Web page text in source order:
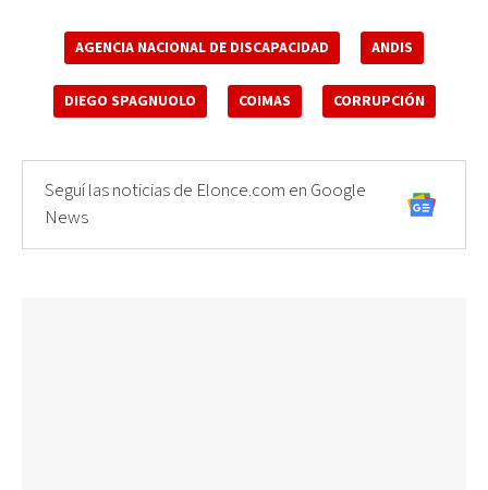
AGENCIA NACIONAL DE DISCAPACIDAD ANDIS
DIEGO SPAGNUOLO COIMAS CORRUPCIÓN
Seguí las noticias de Elonce.com en Google
News